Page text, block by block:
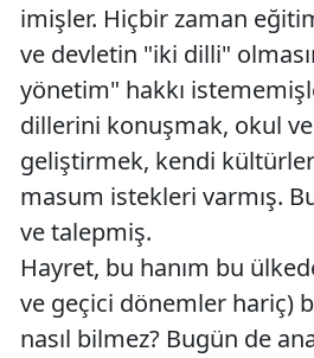
imişler. Hiçbir zaman
ve devletin "iki dilli"
yönetim" hakkı
dillerini konuşmak, okul
geliştirmek, kendi
masum istekleri varmış.
ve talepmiş.
Hayret, bu hanım bu
ve geçici dönemler hariç)
nasıl bilmez? Bugün de